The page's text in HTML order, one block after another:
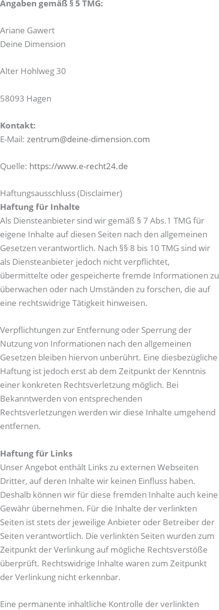
Angaben gemäß § 5 TMG:
Ariane Gawert
Deine Dimension
Alter Hohlweg 30
58093 Hagen
Kontakt:
E-Mail: zentrum@deine-dimension.com
Quelle: https://www.e-recht24.de
Haftungsausschluss (Disclaimer)
Haftung für Inhalte
Als Diensteanbieter sind wir gemäß § 7 Abs.1 TMG für
eigene Inhalte auf diesen Seiten nach den allgemeinen
Gesetzen verantwortlich. Nach §§ 8 bis 10 TMG sind wir
als Diensteanbieter jedoch nicht verpflichtet,
übermittelte oder gespeicherte fremde Informationen zu
überwachen oder nach Umständen zu forschen, die auf
eine rechtswidrige Tätigkeit hinweisen.
Verpflichtungen zur Entfernung oder Sperrung der
Nutzung von Informationen nach den allgemeinen
Gesetzen bleiben hiervon unberührt. Eine diesbezügliche
Haftung ist jedoch erst ab dem Zeitpunkt der Kenntnis
einer konkreten Rechtsverletzung möglich. Bei
Bekanntwerden von entsprechenden
Rechtsverletzungen werden wir diese Inhalte umgehend
entfernen.
Haftung für Links
Unser Angebot enthält Links zu externen Webseiten
Dritter, auf deren Inhalte wir keinen Einfluss haben.
Deshalb können wir für diese fremden Inhalte auch keine
Gewähr übernehmen. Für die Inhalte der verlinkten
Seiten ist stets der jeweilige Anbieter oder Betreiber der
Seiten verantwortlich. Die verlinkten Seiten wurden zum
Zeitpunkt der Verlinkung auf mögliche Rechtsverstöße
überprüft. Rechtswidrige Inhalte waren zum Zeitpunkt
der Verlinkung nicht erkennbar.
Eine permanente inhaltliche Kontrolle der verlinkten